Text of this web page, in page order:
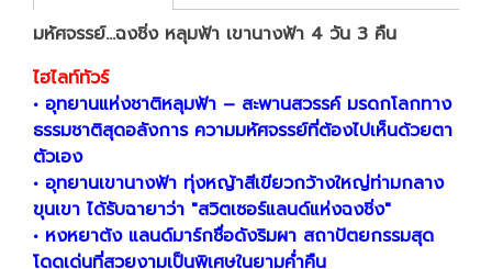
มหัศจรรย์...ฉงชิ่ง หลุมฟ้า เขานางฟ้า 4 วัน 3 คืน
ไฮไลท์ทัวร์
• อุทยานแห่งชาติหลุมฟ้า – สะพานสวรรค์ มรดกโลกทาง
ธรรมชาติสุดอลังการ ความมหัศจรรย์ที่ต้องไปเห็นด้วยตา
ตัวเอง
• อุทยานเขานางฟ้า ทุ่งหญ้าสีเขียวกว้างใหญ่ท่ามกลาง
ขุนเขา ได้รับฉายาว่า "สวิตเซอร์แลนด์แห่งฉงชิ่ง"
• หงหยาต้ง แลนด์มาร์กชื่อดังริมผา สถาปัตยกรรมสุด
โดดเด่นที่สวยงามเป็นพิเศษในยามค่ำคืน